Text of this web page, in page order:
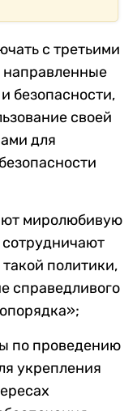
с третьими
направленные
безопасности,
своей
для
миролюбивую
сотрудничают
политики,
справедливого
по проведению
укрепления